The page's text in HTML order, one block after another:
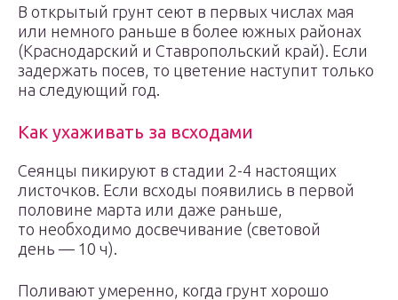
В открытый грунт сеют в первых числах мая
или немного раньше в более южных районах
(Краснодарский и Ставропольский край). Если
задержать посев, то цветение наступит только
на следующий год.
Как ухаживать за всходами
Сеянцы пикируют в стадии 2-4 настоящих
листочков. Если всходы появились в первой
половине марта или даже раньше,
то необходимо досвечивание (световой
день — 10 ч).
Поливают умеренно, когда грунт хорошо